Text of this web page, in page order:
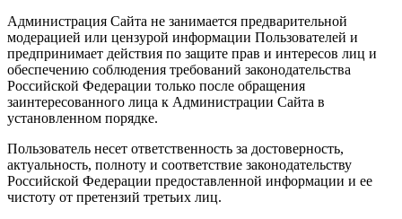
Администрация Сайта не занимается предварительной
модерацией или цензурой информации Пользователей и
предпринимает действия по защите прав и интересов лиц и
обеспечению соблюдения требований законодательства
Российской Федерации только после обращения
заинтересованного лица к Администрации Сайта в
установленном порядке.
Пользователь несет ответственность за достоверность,
актуальность, полноту и соответствие законодательству
Российской Федерации предоставленной информации и ее
чистоту от претензий третьих лиц.